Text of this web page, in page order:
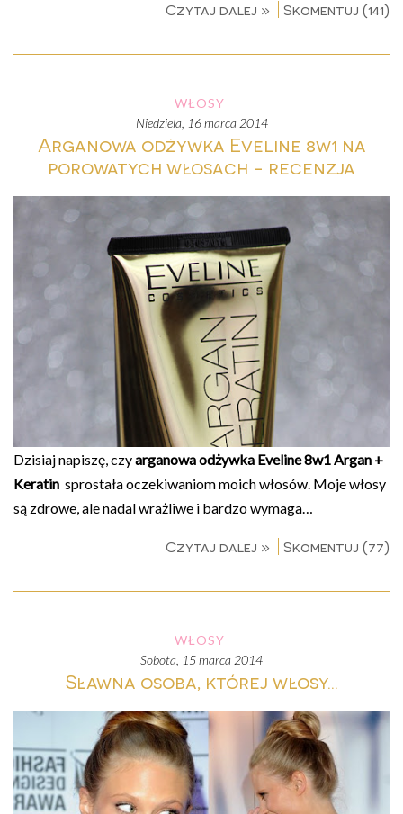
Czytaj dalej » Skomentuj (141)
WŁOSY
niedziela, 16 marca 2014
Arganowa odżywka Eveline 8w1 na
porowatych włosach - recenzja
Dzisiaj napiszę, czyarganowa odżywka Eveline 8w1 Argan +
Keratin sprostała oczekiwaniom moich włosów. Moje włosy
są zdrowe, ale nadal wrażliwe i bardzo wymaga…
Czytaj dalej » Skomentuj (77)
WŁOSY
sobota, 15 marca 2014
Sławna osoba, której włosy...